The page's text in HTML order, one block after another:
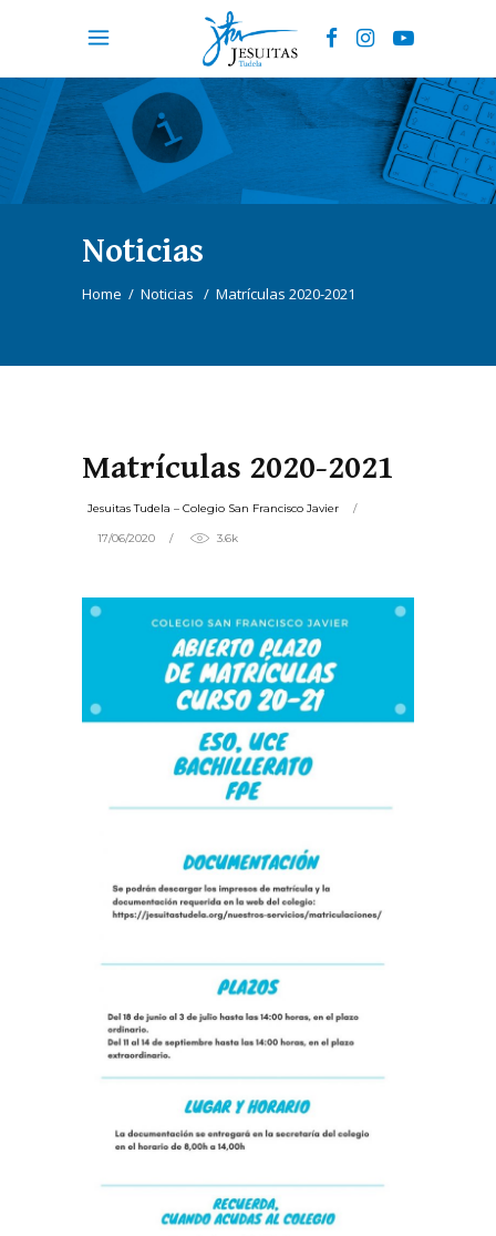
Noticias
Home / Noticias / Matrículas 2020-2021
Matrículas 2020-2021
Jesuitas Tudela – Colegio San Francisco Javier
17/06/2020 3.6k